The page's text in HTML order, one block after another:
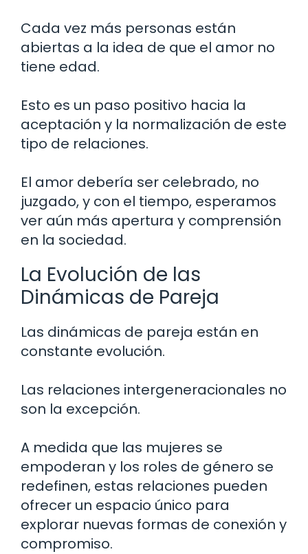
Cada vez más personas están
abiertas a la idea de que el amor no
tiene edad.
Esto es un paso positivo hacia la
aceptación y la normalización de este
tipo de relaciones.
El amor debería ser celebrado, no
juzgado, y con el tiempo, esperamos
ver aún más apertura y comprensión
en la sociedad.
La Evolución de las
Dinámicas de Pareja
Las dinámicas de pareja están en
constante evolución.
Las relaciones intergeneracionales no
son la excepción.
A medida que las mujeres se
empoderan y los roles de género se
redefinen, estas relaciones pueden
ofrecer un espacio único para
explorar nuevas formas de conexión y
compromiso.